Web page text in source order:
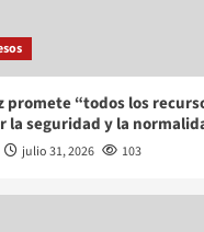
promete “todos los
la seguridad y la
julio 31, 2026 103